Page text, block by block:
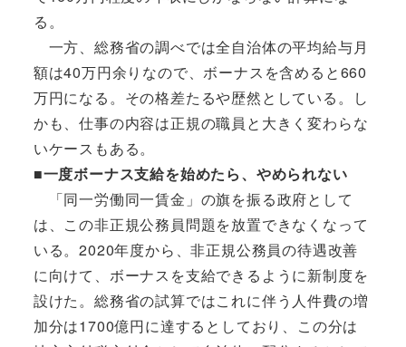
る。
一方、総務省の調べでは全自治体の平均給与月
額は40万円余りなので、ボーナスを含めると660
万円になる。その格差たるや歴然としている。し
かも、仕事の内容は正規の職員と大きく変わらな
いケースもある。
■一度ボーナス支給を始めたら、やめられない
「同一労働同一賃金」の旗を振る政府として
は、この非正規公務員問題を放置できなくなって
いる。2020年度から、非正規公務員の待遇改善
に向けて、ボーナスを支給できるように新制度を
設けた。総務省の試算ではこれに伴う人件費の増
加分は1700億円に達するとしており、この分は